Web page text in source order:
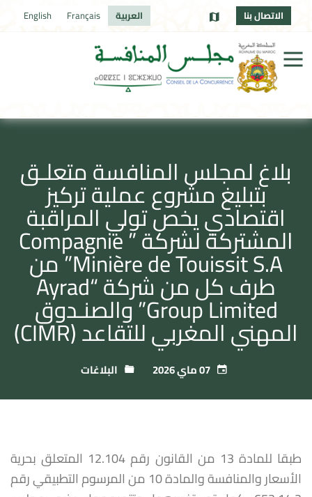
الاتصال بنا العربية Français
English
بلاغ لمجلس المنافسة متعلـق
بتبليغ مشروع عملية تركيز
اقتصادي يخص تولي المراقبة
المشتركة لشركة ” Compagnie
Minière de Touissit S.A” من
طرف كل من شركة “Ayrad
Group Limited” والصنـدوق
المهني المغربي للتقاعد (CIMR)
07 ماي 2026 البلاغات
طبقا للمادة 13 من القانون رقم 12.104 المتعلق بحرية
الأسعار والمنافسة والمادة 10 من المرسوم التطبيقي رقم